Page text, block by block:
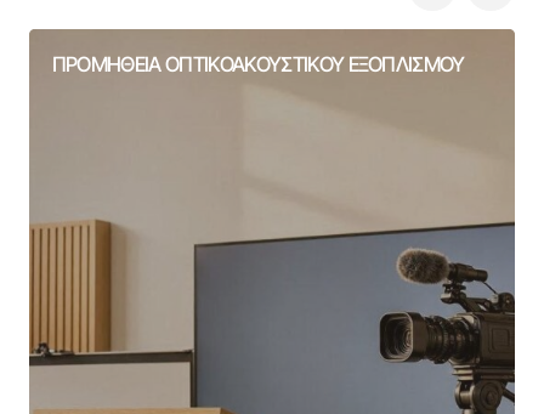
ΠΡΟΜΗΘΕΙΑ ΟΠΤΙΚΟΑΚΟΥΣΤΙΚΟΥ ΕΞΟΠΛΙΣΜΟΥ